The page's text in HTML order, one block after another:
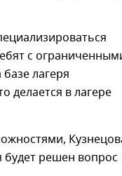
с
лагеря
делается в лагере
решен вопрос